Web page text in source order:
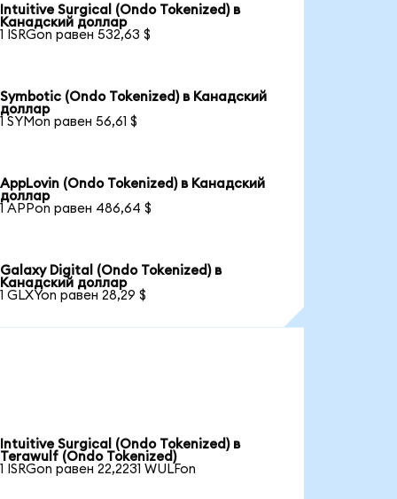
Intuitive Surgical (Ondo Tokenized) в
Канадский доллар
1 ISRGon равен 532,63 $
Symbotic (Ondo Tokenized) в Канадский
доллар
1 SYMon равен 56,61 $
AppLovin (Ondo Tokenized) в Канадский
доллар
1 APPon равен 486,64 $
Galaxy Digital (Ondo Tokenized) в
Канадский доллар
1 GLXYon равен 28,29 $
Intuitive Surgical (Ondo Tokenized) в
Terawulf (Ondo Tokenized)
1 ISRGon равен 22,2231 WULFon